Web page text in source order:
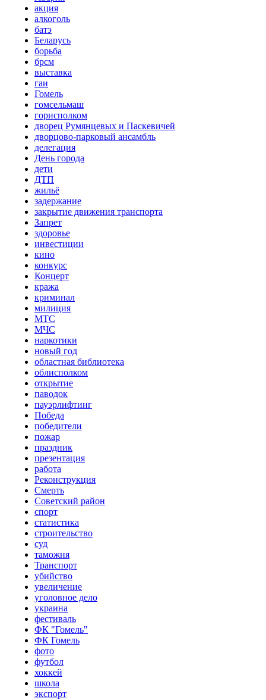
акция
алкоголь
батэ
Беларусь
борьба
брсм
выставка
гаи
Гомель
гомсельмаш
горисполком
дворец Румянцевых и Паскевичей
дворцово-парковый ансамбль
делегация
День города
дети
ДТП
жильё
задержание
закрытие движения транспорта
Запрет
здоровье
инвестиции
кино
конкурс
Концерт
кража
криминал
милиция
МТС
МЧС
наркотики
новый год
областная библиотека
облисполком
открытие
паводок
пауэрлифтинг
Победа
победители
пожар
праздник
презентация
работа
Реконструкция
Смерть
Советский район
спорт
статистика
строительство
суд
таможня
Транспорт
убийство
увеличение
уголовное дело
украина
фестиваль
ФК "Гомель"
ФК Гомель
фото
футбол
хоккей
школа
экспорт